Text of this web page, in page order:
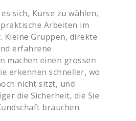
sich, Kurse zu wählen,
Arbeiten im
Kleine Gruppen, direkte
erfahrene
machen einen grossen
erkennen schneller, wo
nicht sitzt, und
die Sicherheit, die Sie
brauchen.